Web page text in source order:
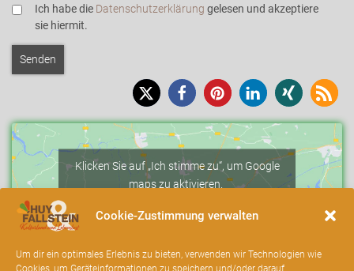
Cookie-Zustimmung verwalten
Um dir ein optimales Erlebnis zu bieten, verwenden wir Technologien wie
Cookies, um Geräteinformationen zu speichern und/oder darauf
Ich habe die Datenschutzerklärung gelesen und akzeptiere
sie hiermit.
Klicken Sie auf „Ich stimme zu“, um Google
maps zu aktivieren.